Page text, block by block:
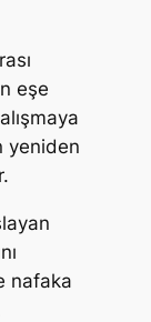
eşe
yeniden
nafaka